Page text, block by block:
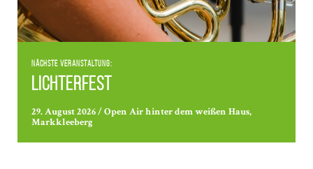
Nächste Veranstaltung:
Lichterfest
29. August 2026 / Open Air hinter dem weißen Haus,
Markkleeberg